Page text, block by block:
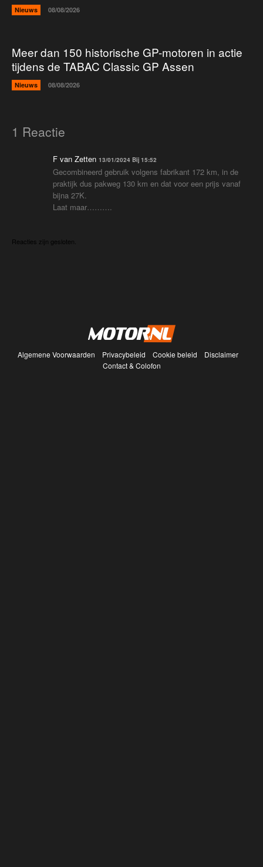
Nieuws 08/08/2026
Meer dan 150 historische GP-motoren in actie
tijdens de TABAC Classic GP Assen
Nieuws 08/08/2026
1 Reactie
F van Zetten 13/01/2024 Bij 15:52
Gecombineerd gebruik volgens fabrikant 172 km, in de
praktijk dus pakweg 130 km en dat voor een prijs vanaf
bijna 27K.
Laat maar……….
Reacties zijn gesloten.
Algemene Voorwaarden Privacybeleid Cookie beleid
Disclaimer
Contact & Colofon